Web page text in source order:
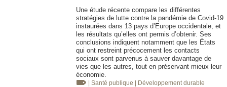
Une étude récente compare les différentes
stratégies de lutte contre la pandémie de Covid-19
instaurées dans 13 pays d’Europe occidentale, et
les résultats qu’elles ont permis d’obtenir. Ses
conclusions indiquent notamment que les États
qui ont restreint précocement les contacts
sociaux sont parvenus à sauver davantage de
vies que les autres, tout en préservant mieux leur
économie.
| Santé publique | Développement durable